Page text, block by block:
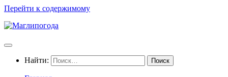
Перейти к содержимому
Найти: